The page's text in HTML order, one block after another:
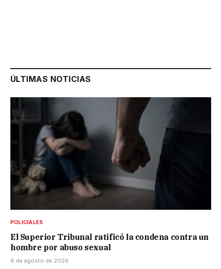
ÚLTIMAS NOTICIAS
POLICIALES
El Superior Tribunal ratificó la condena contra un
hombre por abuso sexual
6 de agosto de 2026